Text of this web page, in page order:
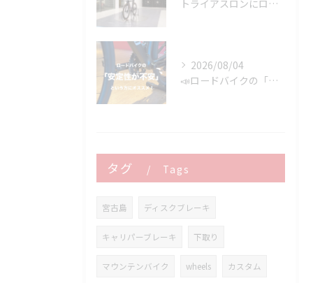
トライアスロンにロードバイクはどこまで使える？
2026/08/04
📣ロードバイクの「安定性が不安」という方にオススメ👍
タグ Tags
宮古島 ディスクブレーキ
キャリパーブレーキ 下取り
マウンテンバイク wheels カスタム